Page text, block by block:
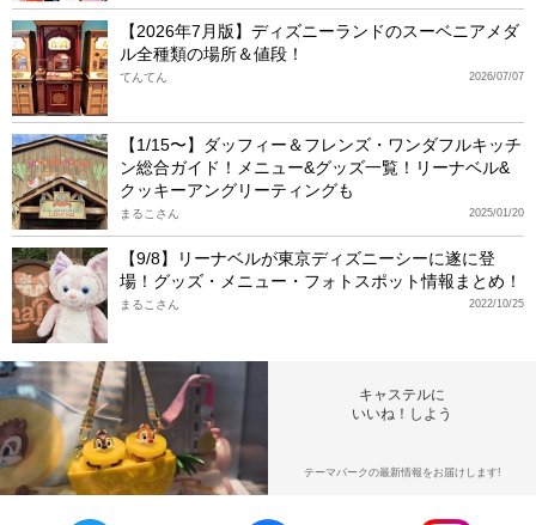
【2026年7月版】ディズニーランドのスーベニアメダ
ル全種類の場所＆値段！
2026/07/07
てんてん
【1/15〜】ダッフィー＆フレンズ・ワンダフルキッチ
ン総合ガイド！メニュー&グッズ一覧！リーナベル&
クッキーアングリーティングも
2025/01/20
まるこさん
【9/8】リーナベルが東京ディズニーシーに遂に登
場！グッズ・メニュー・フォトスポット情報まとめ！
2022/10/25
まるこさん
キャステルに
いいね！しよう
テーマパークの最新情報をお届けします!